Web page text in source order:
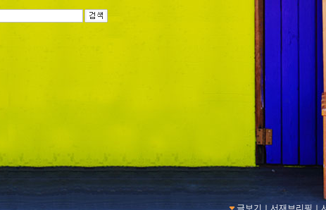
글보기 ｌ 서재브리핑 ｌ